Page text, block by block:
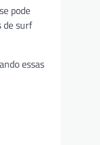
pode
de surf
essas